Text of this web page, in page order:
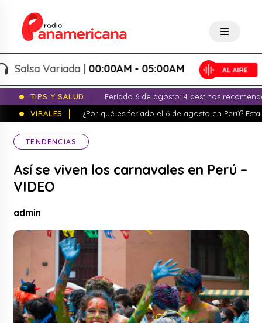
Variada |00:00AM - 05:00AM
TIPS Y SALUD
Feriado 6 de agosto: 4 destinos
VIRALES
¿Por qué es feriado el 6 de agosto en Perú?
TENDENCIAS
Así se viven los carnavales en Perú –
VIDEO
admin